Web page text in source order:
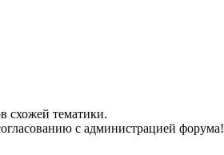
схожей тематики.
с администрацией форума!